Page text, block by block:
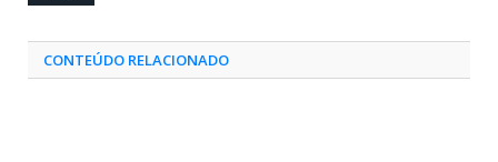
CONTEÚDO RELACIONADO